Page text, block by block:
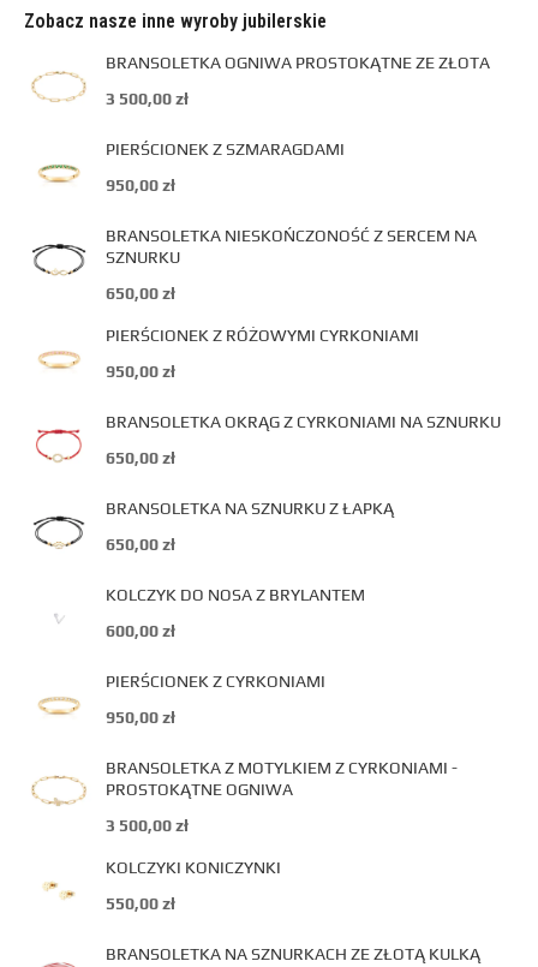
Zobacz nasze inne wyroby jubilerskie
BRANSOLETKA OGNIWA PROSTOKĄTNE ZE ZŁOTA
3 500,00zł
PIERŚCIONEK Z SZMARAGDAMI
950,00zł
BRANSOLETKA NIESKOŃCZONOŚĆ Z SERCEM NA
SZNURKU
650,00zł
PIERŚCIONEK Z RÓŻOWYMI CYRKONIAMI
950,00zł
BRANSOLETKA OKRĄG Z CYRKONIAMI NA SZNURKU
650,00zł
BRANSOLETKA NA SZNURKU Z ŁAPKĄ
650,00zł
KOLCZYK DO NOSA Z BRYLANTEM
600,00zł
PIERŚCIONEK Z CYRKONIAMI
950,00zł
BRANSOLETKA Z MOTYLKIEM Z CYRKONIAMI -
PROSTOKĄTNE OGNIWA
3 500,00zł
KOLCZYKI KONICZYNKI
550,00zł
BRANSOLETKA NA SZNURKACH ZE ZŁOTĄ KULKĄ